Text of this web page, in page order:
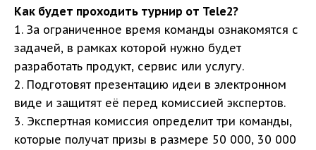
Как будет проходить турнир от Tele2?
1. За ограниченное время команды ознакомятся с
задачей, в рамках которой нужно будет
разработать продукт, сервис или услугу.
2. Подготовят презентацию идеи в электронном
виде и защитят её перед комиссией экспертов.
3. Экспертная комиссия определит три команды,
которые получат призы в размере 50 000, 30 000